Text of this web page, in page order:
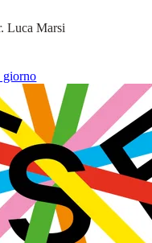
Luca Marsi
giorno